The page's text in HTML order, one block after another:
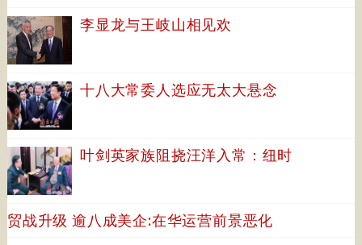
李显龙与王岐山相见欢
十八大常委人选应无太大悬念
叶剑英家族阻挠汪洋入常：纽时
贸战升级 逾八成美企:在华运营前景恶化